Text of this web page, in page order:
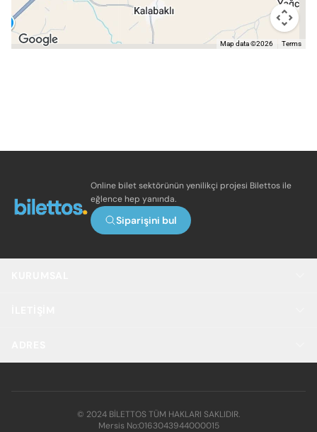
Map data ©2026 Terms
Online bilet sektörünün yenilikçi projesi Bilettos ile
eğlence hep yanında.
Siparişini bul
© 2024 BİLETTOS TÜM HAKLARI SAKLIDIR.
Mersis No:0163043944000015